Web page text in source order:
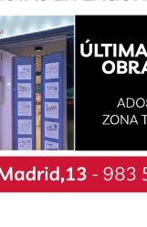
dedicados al